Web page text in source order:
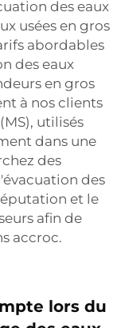
des eaux
usées en gros
abordables
des eaux
en gros
à nos clients
utilisés
dans une
des
des
et le
afin de
accroc.
lors du